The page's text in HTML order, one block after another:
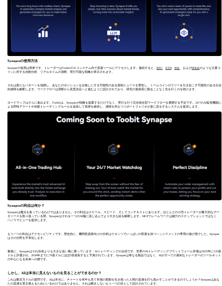
Synapseの使用方法
Synapseの使用は簡単です。トレーダーはToobitのエコシステム内で直接ツールにアクセスします。接続すると、 BTC、 ETH、 SOL 、およびDOGEのような主要コ
インに対する自動分析、リアルタイムの洞察、実行可能な戦略が表示されます。
それは新たなパターンを強調し、あなたのポジションを台無しにする可能性のある規制ニュースを警告し、ミームコインのラリーを引き起こす可能性のある社会
的感情を解釈します。ワークフローは洞察から意思決定へと進むように設計されており、研究の過負荷に陥ることなく先を行くのを助けます。
ロードマップはさらに進みます。Toobitは、Synapseが戦略を提案するだけでなく、実行も行う完全統合型ワークフローを展開する予定です。24/7のAI監視機能に
よる即時アラートや自動トレーディングルールを追加して規律を維持し、感情を抑えつつポートフォリオが楽に息をするシステムを提供します。
Synapseの利点は何か？
Synapseは魔法を装っているわけではありません。その利点はスケール、スピード、そしてコンテキストにあります。ほとんどの小売トレーダーが断片的なデー
タソースを取り扱っている間、Synapseはそれを一つのAI脳に流し込んでより大きな絵を解釈します。MCPフレームワークは鍵穴のスナップショットではなく、
パノラマビューを提供します。
もう一つの利点はアクセシビリティです。歴史的に、機関投資家向けの分析はクオンツでいっぱいの部屋を持つヘッジファンドの専用の遊び場でした。Synapse
はその分野を平準化します。
最後に、Synapseはそれ自体よりも大きな追い風に乗っています：AIトレーディングの台頭です。世界のAIトレーディングプラットフォーム市場は2025年に135億
ドルと評価され、2034年までに70億ドルにほぼ5倍成長すると予測されています。Synapseは単なる製品ではなく、AIがすべての真剣なトレーダーのツールキット
の中心になる未来への楔です。
しかし、AIは本当に見えないものを見ることができるのか？
これは数百万ドルの質問です。AIは本当に、チャートを何年も見て市場の変動を生き残った人間の直感を打ち負かすことができるのでしょうか？Synapseはあな
たの直感を置き換えるためにいるわけではありません。それは瞬きしないもう一つの目として設計されています。